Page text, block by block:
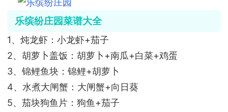
乐缤纷庄园菜谱大全
1、炖龙虾：小龙虾+茄子
2、胡萝卜盖饭：胡萝卜+南瓜+白菜+鸡蛋
3、锦鲤鱼块：锦鲤+胡萝卜
4、水煮大闸蟹：大闸蟹+向日葵
5、茄块狗鱼片：狗鱼+茄子